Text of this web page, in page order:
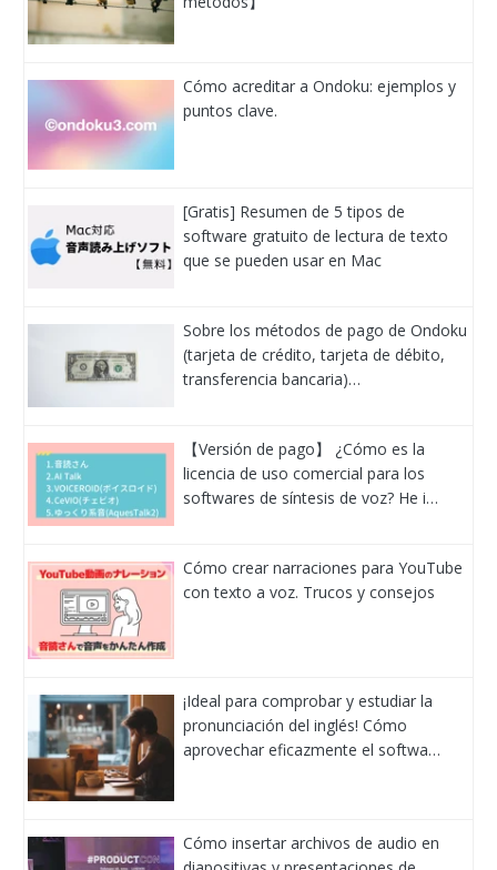
Cómo acreditar a Ondoku: ejemplos y
puntos clave.
[Gratis] Resumen de 5 tipos de
software gratuito de lectura de texto
que se pueden usar en Mac
Sobre los métodos de pago de Ondoku
(tarjeta de crédito, tarjeta de débito,
transferencia bancaria)…
【Versión de pago】 ¿Cómo es la
licencia de uso comercial para los
softwares de síntesis de voz? He i…
Cómo crear narraciones para YouTube
con texto a voz. Trucos y consejos
¡Ideal para comprobar y estudiar la
pronunciación del inglés! Cómo
aprovechar eficazmente el softwa…
Cómo insertar archivos de audio en